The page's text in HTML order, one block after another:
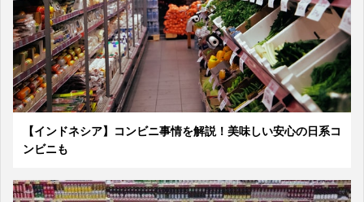
【インドネシア】コンビニ事情を解説！美味しい安心の日系コ
ンビニも